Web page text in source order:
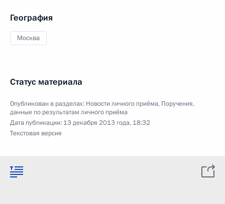
География
Москва
Статус материала
Опубликован в разделах: Новости личного приёма, Поручения,
данные по результатам личного приёма
Дата публикации: 13 декабря 2013 года, 18:32
Текстовая версия